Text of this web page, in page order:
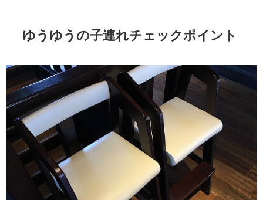
ゆうゆうの子連れチェックポイント